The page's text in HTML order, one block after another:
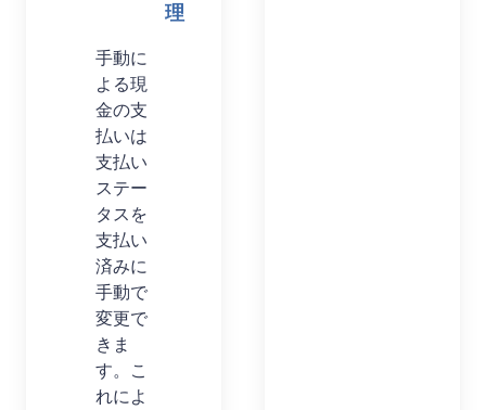
理
手動に
よる現
金の支
払いは
支払い
ステー
タスを
支払い
済みに
手動で
変更で
きま
す。こ
れによ